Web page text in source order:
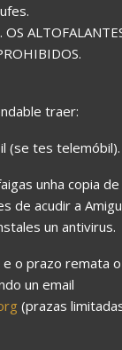
traer:
(se tes telemóbil).
unha copia
de acudir a
un antivirus.
o prazo remata
un email
(prazas